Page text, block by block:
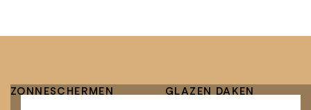
ZONNESCHERMEN
GLAZEN DAKEN